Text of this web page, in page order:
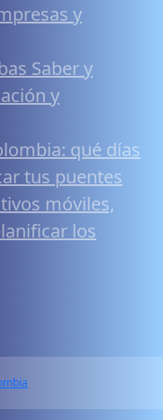
y
Saber y
y
qué días
tus puentes
móviles,
los